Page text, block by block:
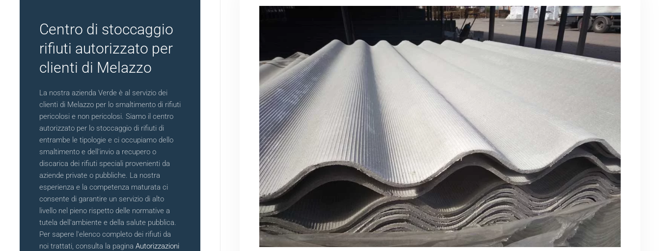
Centro di stoccaggio
rifiuti autorizzato per
clienti di Melazzo
La nostra azienda Verde è al servizio dei
clienti di Melazzo per lo smaltimento di rifiuti
pericolosi e non pericolosi. Siamo il centro
autorizzato per lo stoccaggio di rifiuti di
entrambe le tipologie e ci occupiamo dello
smaltimento e dell'invio a recupero o
discarica dei rifiuti speciali provenienti da
aziende private o pubbliche. La nostra
esperienza e la competenza maturata ci
consente di garantire un servizio di alto
livello nel pieno rispetto delle normative a
tutela dell'ambiente e della salute pubblica.
Per sapere l'elenco completo dei rifiuti da
noi trattati, consulta la pagina Autorizzazioni